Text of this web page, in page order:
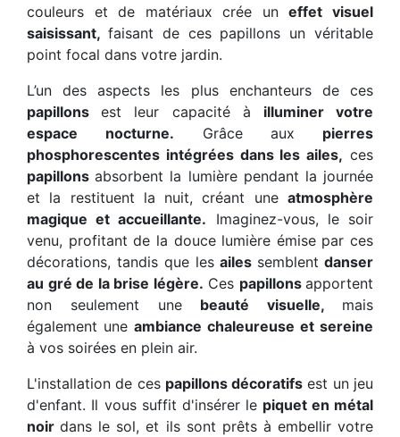
couleurs et de matériaux crée uneffet visuel
saisissant, faisant de ces papillons un véritable
point focal dans votre jardin.
L’un des aspects les plus enchanteurs de ces
papillonsest leur capacité à illuminer votre
espace nocturne. Grâce aux pierres
phosphorescentes intégrées dans les ailes, ces
papillonsabsorbent la lumière pendant la journée
et la restituent la nuit, créant une atmosphère
magique et accueillante. Imaginez-vous, le soir
venu, profitant de la douce lumière émise par ces
décorations, tandis que lesailes semblent danser
au gré de la brise légère. Ces papillons apportent
non seulement une beauté visuelle, mais
également une ambiance chaleureuse et sereine
à vos soirées en plein air.
L'installation de ces papillons décoratifs est un jeu
d'enfant. Il vous suffit d'insérer le piquet en métal
noirdans le sol, et ils sont prêts à embellir votre